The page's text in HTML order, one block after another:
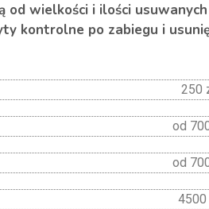
od wielkości i ilości
po zabiegu i
250
od
od
4500